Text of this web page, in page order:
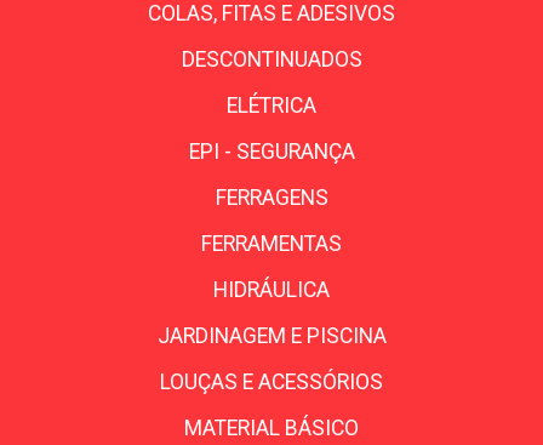
COLAS, FITAS E ADESIVOS
DESCONTINUADOS
ELÉTRICA
EPI - SEGURANÇA
FERRAGENS
FERRAMENTAS
HIDRÁULICA
JARDINAGEM E PISCINA
LOUÇAS E ACESSÓRIOS
MATERIAL BÁSICO